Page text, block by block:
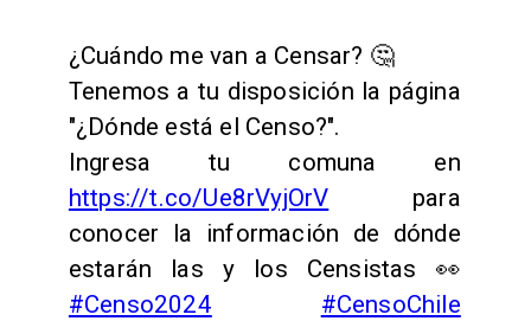
¿Cuándo me van a Censar? 🤔
Tenemos a tu disposición la página
"¿Dónde está el Censo?".
Ingresa tu comuna en
https://t.co/Ue8rVyjOrV para
conocer la información de dónde
estarán las y los Censistas 👀
#Censo2024
#CensoChile